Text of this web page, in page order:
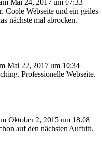
Mai 24, 2017 um 07:33
Coole Webseite und ein geiles
nächste mal abrocken.
Mai 22, 2017 um 10:34
Professionelle Webseite.
Oktober 2, 2015 um 18:08
auf den nächsten Auftritt.